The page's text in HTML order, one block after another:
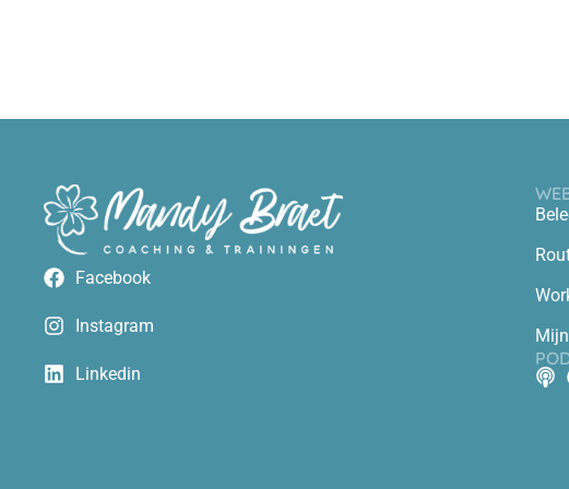
Facebook
Instagram
Linkedin